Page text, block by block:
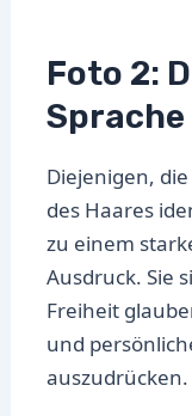
Foto 2:
Diejenigen,
des Haares
zu einem
Ausdruck. Sie
Freiheit
und
auszudrücken.